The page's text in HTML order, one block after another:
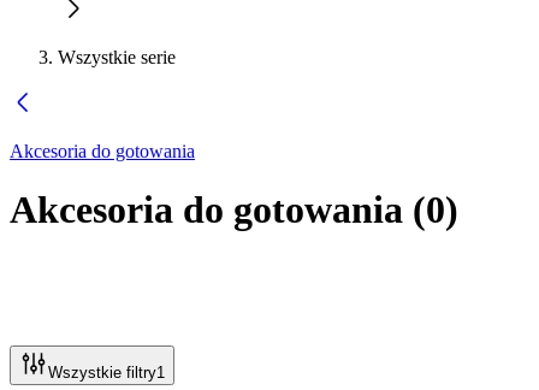
Wszystkie serie
Akcesoria do gotowania
Akcesoria do gotowania (0)
Wszystkie filtry1